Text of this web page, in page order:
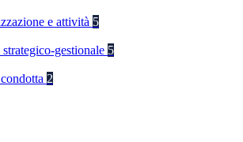
e attività 5
gestionale 5
2